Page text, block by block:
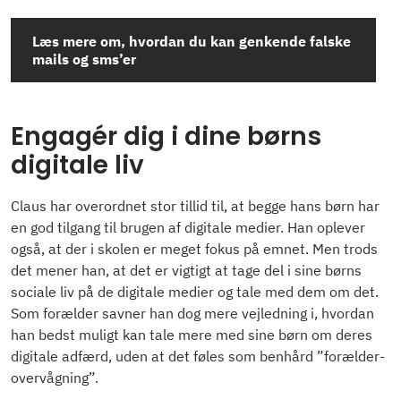
Læs mere om, hvordan du kan genkende falske
mails og sms’er
Engagér dig i dine børns
digitale liv
Claus har overordnet stor tillid til, at begge hans børn har
en god tilgang til brugen af digitale medier. Han oplever
også, at der i skolen er meget fokus på emnet. Men trods
det mener han, at det er vigtigt at tage del i sine børns
sociale liv på de digitale medier og tale med dem om det.
Som forælder savner han dog mere vejledning i, hvordan
han bedst muligt kan tale mere med sine børn om deres
digitale adfærd, uden at det føles som benhård ”forælder-
overvågning”.